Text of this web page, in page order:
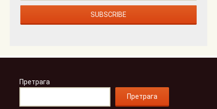
Претрага
Претрага